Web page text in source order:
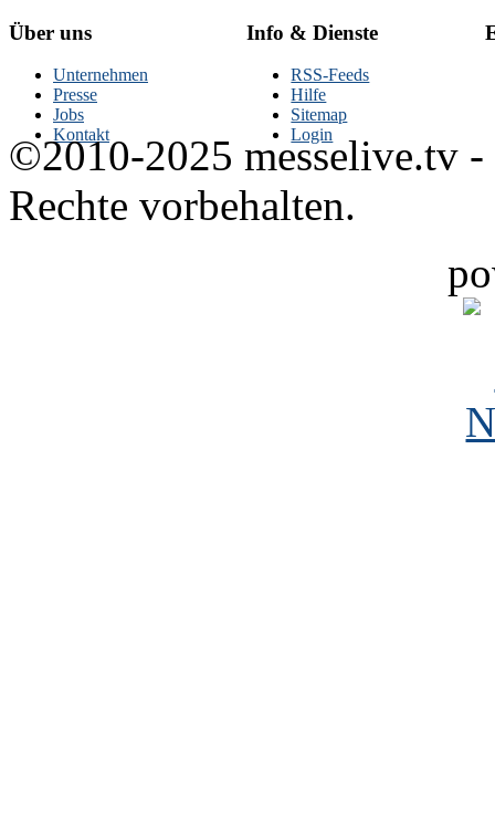
Über uns
Unternehmen
Presse
Jobs
Kontakt
Info & Dienste
RSS-Feeds
Hilfe
Sitemap
Login
©2010-2025 messelive.tv -
Rechte vorbehalten.